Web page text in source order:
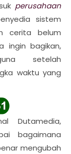
perusahaan
sistem
cerita belum
ingin bagikan,
setelah
waktu yang
Dutamedia,
bagaimana
mengubah